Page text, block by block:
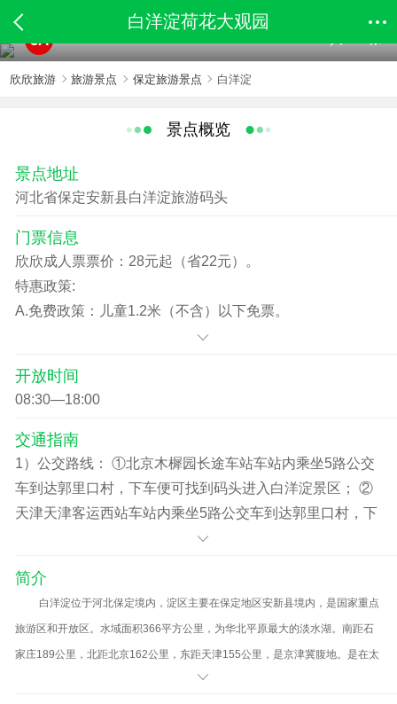
白洋淀荷花大观园
5A
欣欣旅游 旅游景点 保定旅游景点 白洋淀
景点概览
景点地址
河北省保定安新县白洋淀旅游码头
门票信息
欣欣成人票票价：28元起（省22元）。
特惠政策:
A.免费政策：儿童1.2米（不含）以下免票。
B.优惠政策：儿童身高1.2米（含）以上持学生证，60周岁
当天披露为准）
开放时间
08:30—18:00
交通指南
1）公交路线： ①北京木樨园长途车站车站内乘坐5路公交
车到达郭里口村，下车便可找到码头进入白洋淀景区； ②
天津天津客运西站车站内乘坐5路公交车到达郭里口村，下
车便可找到码头进入白洋淀景区。 2）自驾路线： ①北京
速；在京石高速公路“117km”和“119km”标牌之间(亦徐水口
前行约2km，注意是前行，别出口)由京石高速换至保津高
速；向天津方向行驶约15km到容城出口出高速口；见“安新
白洋淀”路标（亦出口后右拐），再行驶约15km处丁字路口
简介
白洋淀位于河北保定境内，淀区主要在保定地区安新县境内，是国家重点
旅游区和开放区。水域面积366平方公里，为华北平原最大的淡水湖。南距石
家庄189公里，北距北京162公里，东距天津155公里，是京津冀腹地。是在太
行山前的永定河和滹沱河冲积扇交汇处的扇缘洼地上汇水形成。现有大小淀泊